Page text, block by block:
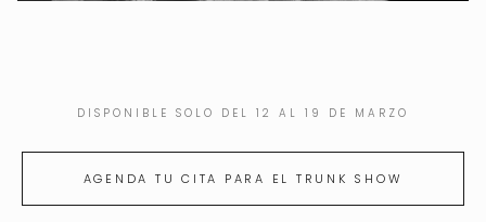
DISPONIBLE SOLO DEL 12 AL 19 DE MARZO
AGENDA TU CITA PARA EL TRUNK SHOW